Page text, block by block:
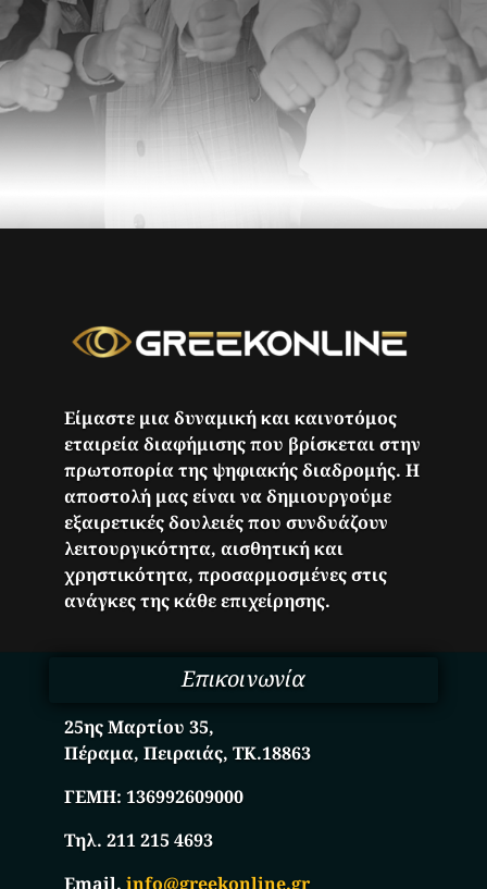
Είμαστε μια δυναμική και καινοτόμος
εταιρεία διαφήμισης που βρίσκεται στην
πρωτοπορία της ψηφιακής διαδρομής. Η
αποστολή μας είναι να δημιουργούμε
εξαιρετικές δουλειές που συνδυάζουν
λειτουργικότητα, αισθητική και
χρηστικότητα, προσαρμοσμένες στις
ανάγκες της κάθε επιχείρησης.
Επικοινωνία
25ης Μαρτίου 35,
Πέραμα, Πειραιάς, ΤΚ.18863
ΓΕΜΗ:136992609000
Τηλ. 211 215 4693
Email.info@greekonline.gr